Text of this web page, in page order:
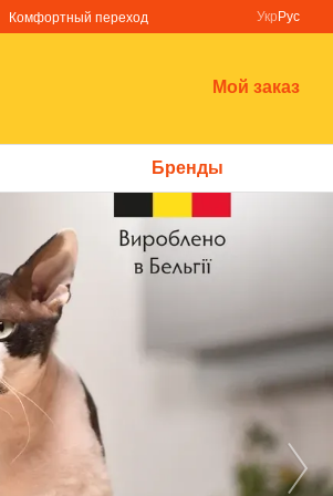
Комфортный переход
Укр Рус
Мой заказ
Бренды